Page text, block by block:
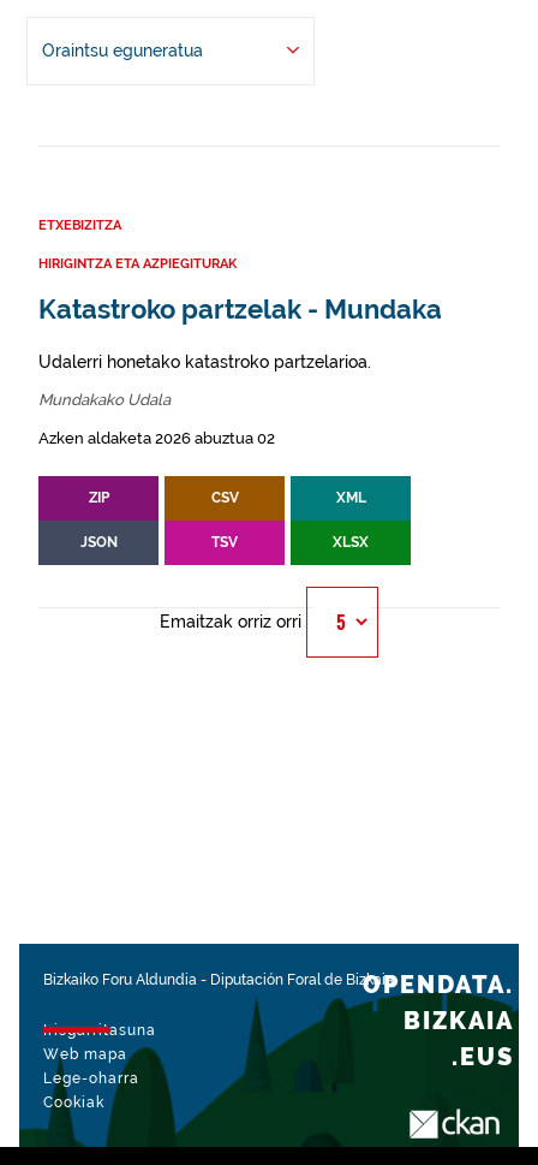
Oraintsu eguneratua
ETXEBIZITZA
HIRIGINTZA ETA AZPIEGITURAK
Katastroko partzelak - Mundaka
Udalerri honetako katastroko partzelarioa.
Mundakako Udala
Azken aldaketa 2026 abuztua 02
ZIP CSV XML
JSON TSV XLSX
Emaitzak orriz orri
Bizkaiko Foru Aldundia - Diputación Foral de Bizkaia
Irisgarritasuna
Web mapa
Lege-oharra
Cookiak
OPENDATA.
BIZKAIA
.EUS